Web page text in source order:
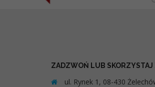
ZADZWOŃ LUB
ul. Rynek 1, 08-430